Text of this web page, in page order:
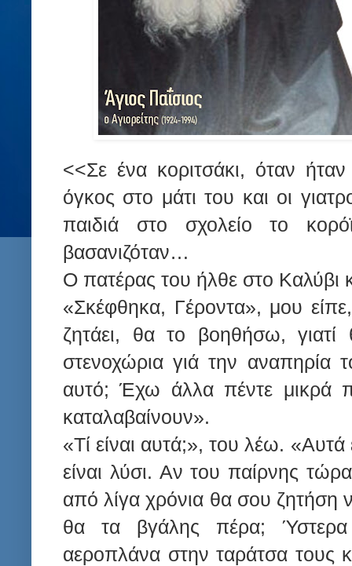
<<Σε ένα κοριτσάκι, όταν
όγκος στο μάτι του και οι
παιδιά στο σχολείο το
βασανιζόταν…
Ο πατέρας του ήλθε στο Καλύβι
«Σκέφθηκα, Γέροντα», μου
ζητάει, θα το βοηθήσω, γιατί
στενοχώρια γιά την
αυτό; Έχω άλλα πέντε μικρά
καταλαβαίνουν».
«Τί είναι αυτά;», του λέω. «Αυτά
είναι λύσι. Αν του παίρνης
από λίγα χρόνια θα σου ζητήση
θα τα βγάλης πέρα; Ύστερα
αεροπλάνα στην ταράτσα τους